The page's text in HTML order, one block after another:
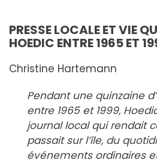
PRESSE LOCALE ET VIE
HOEDIC ENTRE 1965 ET
Christine Hartemann
Pendant une quinzaine
entre 1965 et 1999,
journal local qui rendait
passait sur l’île, du
événements ordinaires